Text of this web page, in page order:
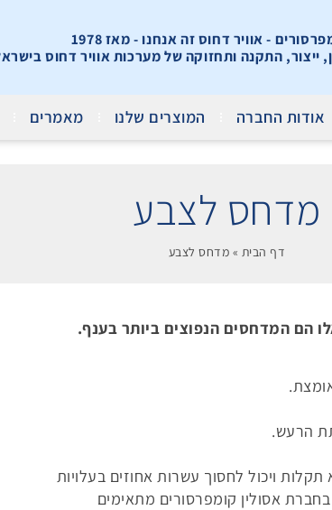
- אוויר דחוס זה אנחנו - מאז 1978
ייצור, התקנה ותחזוקה של מערכות אוויר דחוס
אודות החברה המוצרים שלנו מאמרים
מדחס לצבע
דף הבית » מדחס לצבע
הם המדחסים הנפוצים ביותר בענף.
הרעש.
ויכול לחסוך עשרות אחוזים בעלויות
בחברת אסולין קומפרסורים מתאימים